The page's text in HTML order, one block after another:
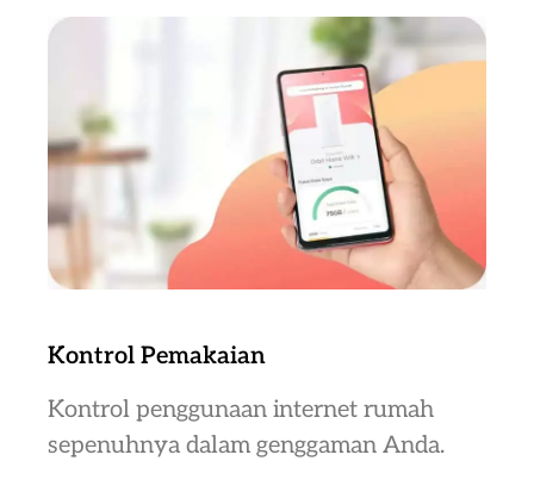
Kontrol Pemakaian
Kontrol penggunaan internet rumah
sepenuhnya dalam genggaman Anda.